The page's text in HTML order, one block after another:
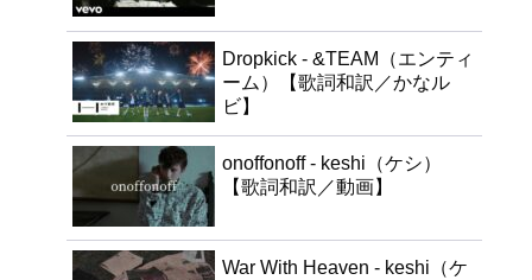
Dropkick - &TEAM（エンティ
ーム）【歌詞和訳／かなル
ビ】
onoffonoff - keshi（ケシ）
【歌詞和訳／動画】
War With Heaven - keshi（ケ